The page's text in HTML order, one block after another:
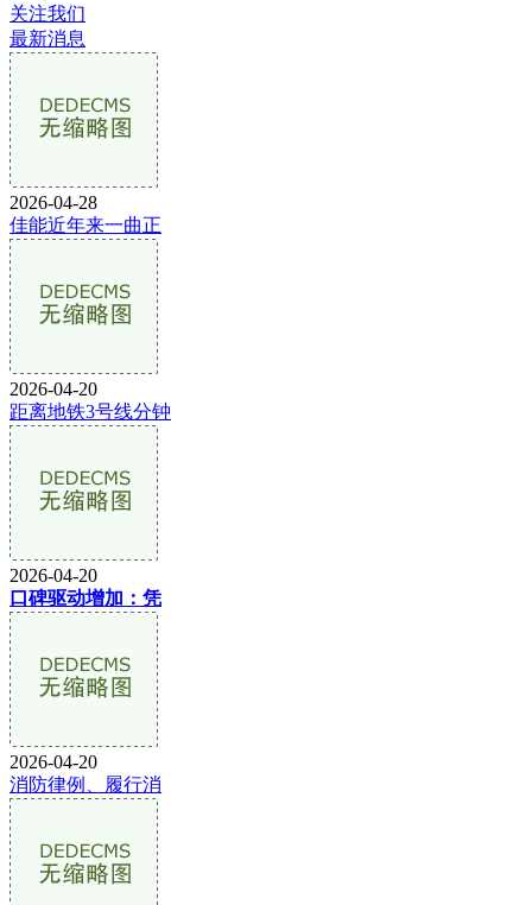
关注我们
最新消息
2026-04-28
佳能近年来一曲正
2026-04-20
距离地铁3号线分钟
2026-04-20
口碑驱动增加：凭
2026-04-20
消防律例、履行消